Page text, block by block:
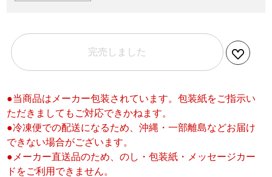
完売しました
●当商品はメーカー包装されています。包装紙をご指示い
ただきましてもご対応できかねます。
●冷凍便での配送になるため、沖縄・一部離島などお届け
できない場合がございます。
●メーカー直送品のため、のし・包装紙・メッセージカー
ドをご利用できません。